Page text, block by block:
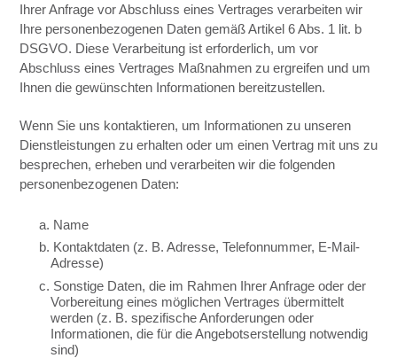
Ihrer Anfrage vor Abschluss eines Vertrages verarbeiten wir
Ihre personenbezogenen Daten gemäß Artikel 6 Abs. 1 lit. b
DSGVO. Diese Verarbeitung ist erforderlich, um vor
Abschluss eines Vertrages Maßnahmen zu ergreifen und um
Ihnen die gewünschten Informationen bereitzustellen.
Wenn Sie uns kontaktieren, um Informationen zu unseren
Dienstleistungen zu erhalten oder um einen Vertrag mit uns zu
besprechen, erheben und verarbeiten wir die folgenden
personenbezogenen Daten:
a. Name
b. Kontaktdaten (z. B. Adresse, Telefonnummer, E-Mail-
Adresse)
c. Sonstige Daten, die im Rahmen Ihrer Anfrage oder der
Vorbereitung eines möglichen Vertrages übermittelt
werden (z. B. spezifische Anforderungen oder
Informationen, die für die Angebotserstellung notwendig
sind)